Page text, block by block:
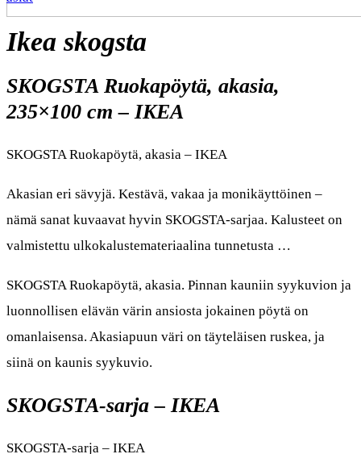
Ikea skogsta
SKOGSTA Ruokapöytä, akasia,
235×100 cm – IKEA
SKOGSTA Ruokapöytä, akasia – IKEA
Akasian eri sävyjä. Kestävä, vakaa ja monikäyttöinen –
nämä sanat kuvaavat hyvin SKOGSTA-sarjaa. Kalusteet on
valmistettu ulkokalustemateriaalina tunnetusta …
SKOGSTA Ruokapöytä, akasia. Pinnan kauniin syykuvion ja
luonnollisen elävän värin ansiosta jokainen pöytä on
omanlaisensa. Akasiapuun väri on täyteläisen ruskea, ja
siinä on kaunis syykuvio.
SKOGSTA-sarja – IKEA
SKOGSTA-sarja – IKEA